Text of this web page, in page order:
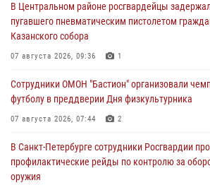
В Центральном районе росгвардейцы
пугавшего пневматическим пистолетом
Казанского собора
07 августа 2026, 09:36 1
Сотрудники ОМОН "Бастион" организовали
футболу в преддверии Дня физкультурника
07 августа 2026, 07:44 2
В Санкт-Петербурге сотрудники Росгвардии
профилактические рейды по контролю за
оружия